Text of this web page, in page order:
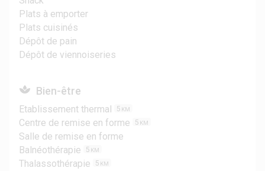
Plats à emporter
Plats cuisinés
Dépôt de pain
Dépôt de viennoiseries
Bien-être
Etablissement thermal 5 KM
Centre de remise en forme 5 KM
Salle de remise en forme
Balnéothérapie
5 KM
Thalassothérapie 5 KM